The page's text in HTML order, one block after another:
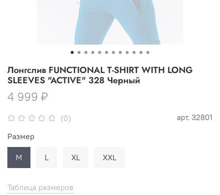
(0) арт. 32801
Лонгслив FUNCTIONAL T-SHIRT WITH LONG
SLEEVES "ACTIVE" 328 Черный
4 999 ₽
Таблица размеров
Размер
M L XL XXL